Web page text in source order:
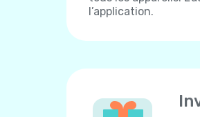
l’application.